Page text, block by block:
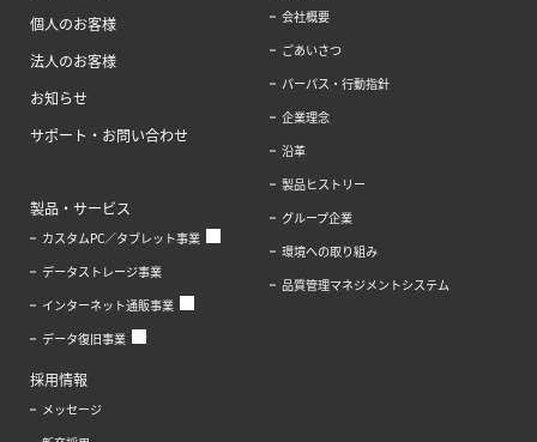
個人のお客様
法人のお客様
お知らせ
サポート・お問い合わせ
製品・サービス
カスタムPC／タブレット事業
データストレージ事業
インターネット通販事業
データ復旧事業
会社概要
ごあいさつ
パーパス・行動指針
企業理念
沿革
製品ヒストリー
グループ企業
環境への取り組み
品質管理マネジメントシステム
採用情報
メッセージ